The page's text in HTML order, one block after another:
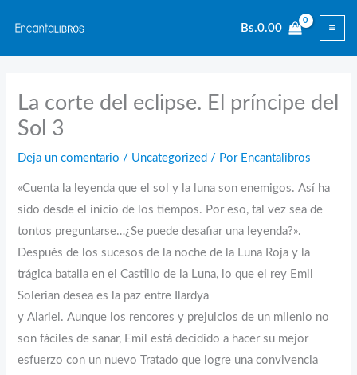
contenido
Bs.0.00
La corte del eclipse. El príncipe del
Sol 3
Deja un comentario / Uncategorized / Por Encantalibros
«Cuenta la leyenda que el sol y la luna son enemigos. Así ha
sido desde el inicio de los tiempos. Por eso, tal vez sea de
tontos preguntarse…¿Se puede desafiar una leyenda?».
Después de los sucesos de la noche de la Luna Roja y la
trágica batalla en el Castillo de la Luna, lo que el rey Emil
Solerian desea es la paz entre Ilardya
y Alariel. Aunque los rencores y prejuicios de un milenio no
son fáciles de sanar, Emil está decidido a hacer su mejor
esfuerzo con un nuevo Tratado que logre una convivencia